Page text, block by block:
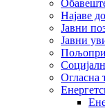
Најаве
Јавни
Јавни
Огласна